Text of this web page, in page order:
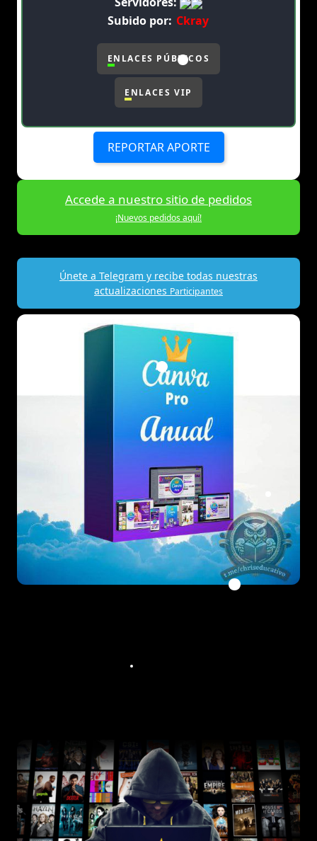
Subido por: Ckray
ENLACES PÚBLICOS
ENLACES VIP
REPORTAR APORTE
Accede a nuestro sitio de pedidos
¡Nuevos pedidos aquí!
Únete a Telegram y recibe todas nuestras
actualizaciones Participantes